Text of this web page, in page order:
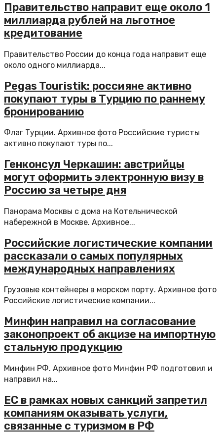
Правительство направит еще около 1
миллиарда рублей на льготное
кредитование
Правительство России до конца года направит еще
около одного миллиарда...
Pegas Touristik: россияне активно
покупают туры в Турцию по раннему
бронированию
Флаг Турции. Архивное фото Российские туристы
активно покупают туры по...
Генконсул Черкашин: австрийцы
могут оформить электронную визу в
Россию за четыре дня
Панорама Москвы с дома на Котельнической
набережной в Москве. Архивное...
Российские логистические компании
рассказали о самых популярных
международных направлениях
Грузовые контейнеры в морском порту. Архивное фото
Российские логистические компании...
Минфин направил на согласование
законопроект об акцизе на импортную
стальную продукцию
Минфин РФ. Архивное фото Минфин РФ подготовил и
направил на...
ЕС в рамках новых санкций запретил
компаниям оказывать услуги,
связанные с туризмом в РФ